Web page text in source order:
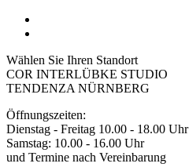
Wählen Sie Ihren Standort
COR INTERLÜBKE STUDIO
TENDENZA NÜRNBERG
Öffnungszeiten:
Dienstag - Freitag 10.00 - 18.00 Uhr
Samstag: 10.00 - 16.00 Uhr
und Termine nach Vereinbarung